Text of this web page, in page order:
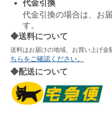
代金引換
代金引換の場合は、お
す。
◆送料について
送料はお届けの地域、お買い上げ金
ちらをご確認ください。
◆配送について